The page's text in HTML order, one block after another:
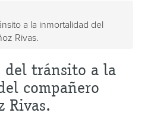
a la inmortalidad del
Rivas.
del tránsito a la
compañero
Rivas.